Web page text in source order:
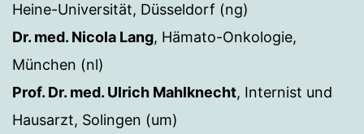
Heine-Universität, Düsseldorf (ng)
Dr. med. Nicola Lang, Hämato-Onkologie,
München (nl)
Prof. Dr. med. Ulrich Mahlknecht, Internist und
Hausarzt, Solingen (um)